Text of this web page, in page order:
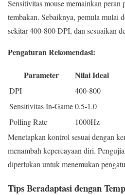
Sensitivitas mouse memainkan peran
tembakan. Sebaiknya, pemula mulai
sekitar 400-800 DPI, dan sesuaikan
Pengaturan Rekomendasi:
Parameter Nilai Ideal
DPI
400-800
Sensitivitas In-Game0.5-1.0
Polling Rate
1000Hz
Menetapkan kontrol sesuai dengan
menambah kepercayaan diri.
diperlukan untuk menemukan
Tips Beradaptasi dengan